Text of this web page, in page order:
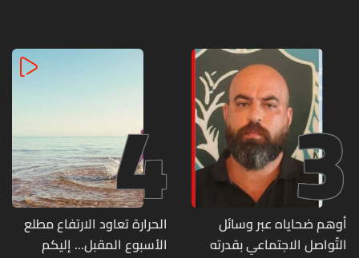
منذ آذار
3
أوهم ضحاياه عبر وسائل
التّواصل الاجتماعي بقدرته
4
الحرارة تعاود الارتفاع مطلع
الأسبوع المقبل... إليكم